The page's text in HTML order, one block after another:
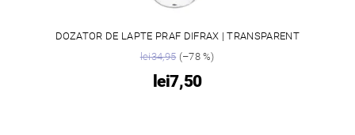
DOZATOR DE LAPTE PRAF DIFRAX | TRANSPARENT
lei34,95(–78 %)
lei7,50